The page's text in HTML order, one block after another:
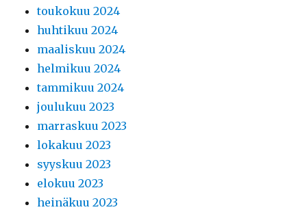
toukokuu 2024
huhtikuu 2024
maaliskuu 2024
helmikuu 2024
tammikuu 2024
joulukuu 2023
marraskuu 2023
lokakuu 2023
syyskuu 2023
elokuu 2023
heinäkuu 2023